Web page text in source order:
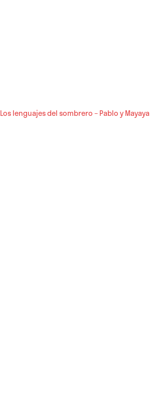
Los lenguajes del sombrero – Pablo y Mayaya